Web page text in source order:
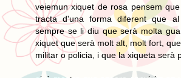
veiemun xiquet de rosa pensem
tracta d'una forma diferent que
sempre se li diu que serà molta
xiquet que serà molt alt, molt fort,
militar o policia, i que la xiqueta serà